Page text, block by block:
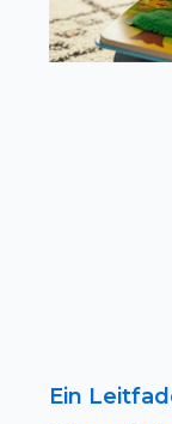
Ein